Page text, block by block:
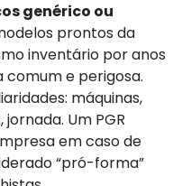
genérico ou
prontos da
inventário por anos
e perigosa.
máquinas,
Um PGR
em caso de
“pró-forma”